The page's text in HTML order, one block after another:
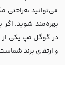
می‌توانید به‌راحتی
بهره‌مند شوید.
در گوگل مپ یکی از
و ارتقای برند